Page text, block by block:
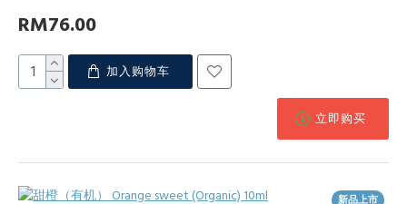
RM76.00
加入购物车
立即购买
新品上市